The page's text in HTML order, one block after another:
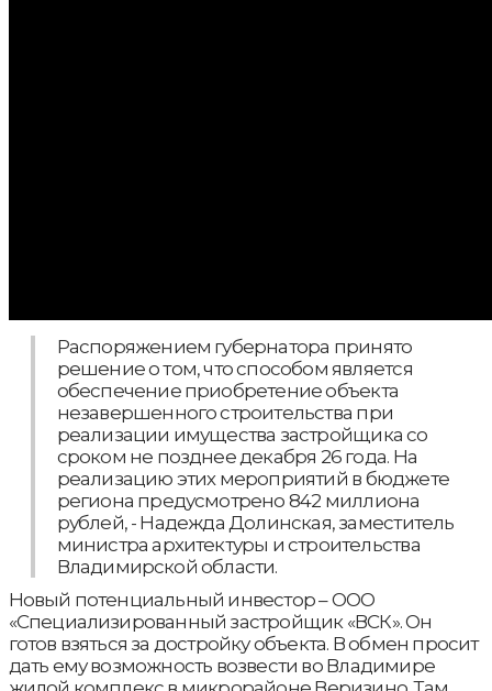
Распоряжением губернатора принято
решение о том, что способом является
обеспечение приобретение объекта
незавершенного строительства при
реализации имущества застройщика со
сроком не позднее декабря 26 года. На
реализацию этих мероприятий в бюджете
региона предусмотрено 842 миллиона
рублей, - Надежда Долинская, заместитель
министра архитектуры и строительства
Владимирской области.
Новый потенциальный инвестор – ООО
«Специализированный застройщик «ВСК». Он
готов взяться за достройку объекта. В обмен просит
дать ему возможность возвести во Владимире